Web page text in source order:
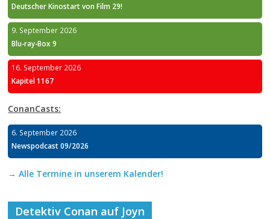
Deutscher Kinostart von Film 29!
9. September 2026
Blu-ray-Box 9
16. September 2026
Kapitel 1167
ConanCasts:
6. September 2026
Newspodcast 09/2026
→ Alle Termine in unserem Kalender!
Detektiv Conan auf Joyn